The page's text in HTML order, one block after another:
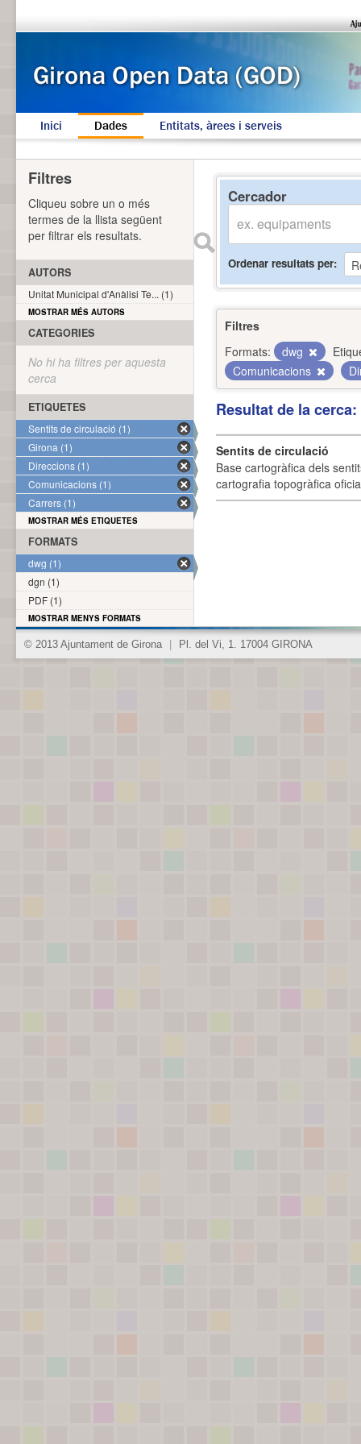
Inici Dades Entitats, àrees i serveis
Cercador
Ordenar resultats per
Filtres
Formats:
dwg
Comunicacions
Resultat de la
Sentits de circulació
Base cartogràfica dels
cartografia topogràfica
Filtres
Cliqueu sobre un o més
termes de la llista següent
per filtrar els resultats.
AUTORS
Unitat Municipal d'Anàlisi Te... (1)
MOSTRAR MÉS AUTORS
CATEGORIES
No hi ha filtres per aquesta
cerca
ETIQUETES
Sentits de circulació (1)
Girona (1)
Direccions (1)
Comunicacions (1)
Carrers (1)
MOSTRAR MÉS ETIQUETES
FORMATS
dwg (1)
dgn (1)
PDF (1)
MOSTRAR MENYS FORMATS
© 2013 Ajuntament de Girona Pl. del Vi, 1. 17004 GIRONA